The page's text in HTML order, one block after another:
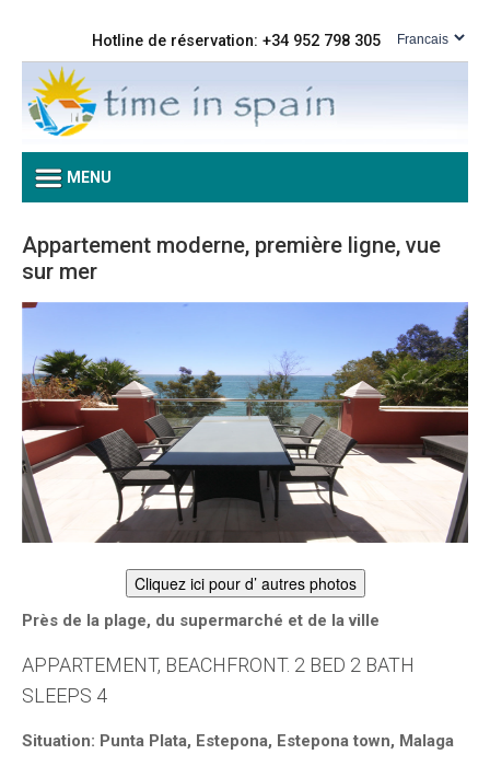
Hotline de réservation: +34 952 798 305
MENU
Appartement moderne, première ligne, vue
sur mer
Cliquez ici pour d’ autres photos
Près de la plage, du supermarché et de la ville
APPARTEMENT, BEACHFRONT. 2 BED 2 BATH
SLEEPS 4
Situation: Punta Plata, Estepona, Estepona town, Malaga